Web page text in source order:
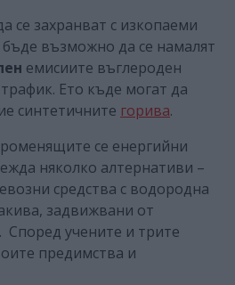
се захранват с изкопаеми
възможно да се намалят
емисиите въглероден
Ето къде могат да
синтетичните горива.
се енергийни
няколко алтернативи –
средства с водородна
задвижвани от
Според учените и трите
предимства и